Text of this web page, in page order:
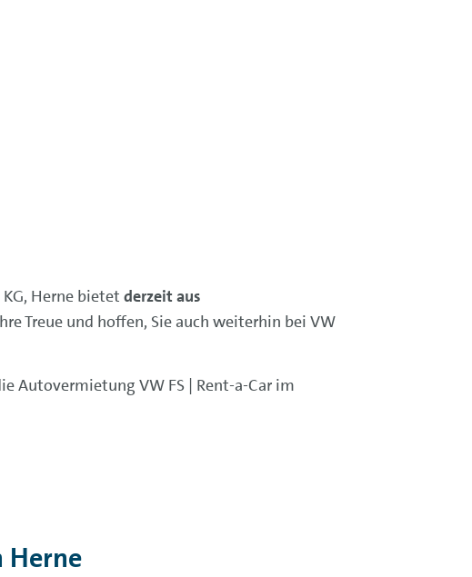
Herne bietet derzeit aus
Treue und hoffen, Sie auch weiterhin bei VW
Autovermietung VW FS | Rent-a-Car im
Herne